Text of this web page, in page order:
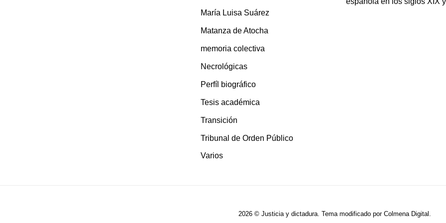
María Luisa Suárez
Matanza de Atocha
memoria colectiva
Necrológicas
Perfíl biográfico
Tesis académica
Transición
Tribunal de Orden Público
Varios
2026 © Justicia y dictadura. Tema modificado por Colmena Digital .